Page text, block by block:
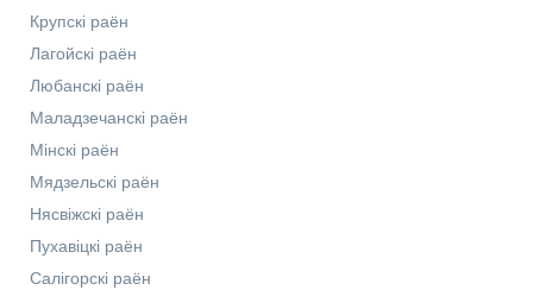
Крупскі раён
Лагойскі раён
Любанскі раён
Маладзечанскі раён
Мінскі раён
Мядзельскі раён
Нясвіжскі раён
Пухавіцкі раён
Салігорскі раён